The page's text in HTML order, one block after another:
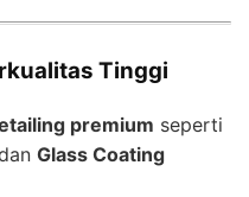
Tinggi
premium seperti
Glass Coating